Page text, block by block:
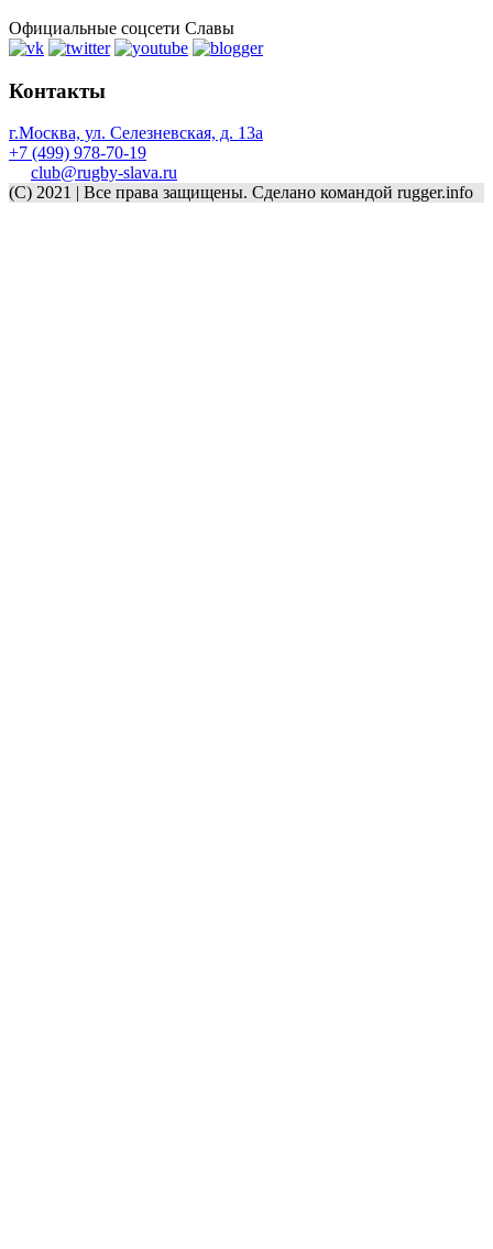
Официальные соцсети Славы
Контакты
г.Москва, ул. Селезневская, д. 13a
+7 (499) 978-70-19
club@rugby-slava.ru
(C) 2021 | Все права защищены. Сделано командой rugger.info